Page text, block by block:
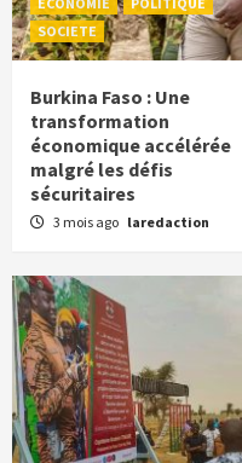
SOCIETE
Burkina Faso : Une
transformation
économique accélérée
malgré les défis
sécuritaires
3 mois ago laredaction